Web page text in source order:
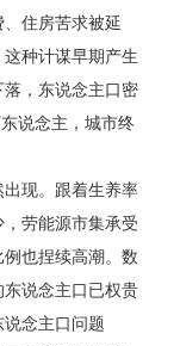
住房苦求被延
种计谋早期产生
落，东说念主口密
说念主，城市终
现。跟着生养率
劳能源市集承受
也捏续高潮。数
东说念主口已权贵
念主口问题